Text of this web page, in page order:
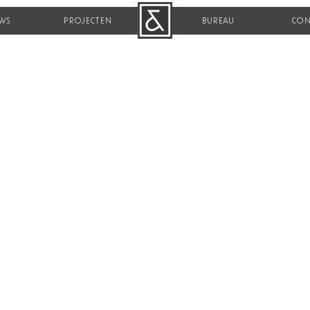
PROJECTEN B&R BUREAU